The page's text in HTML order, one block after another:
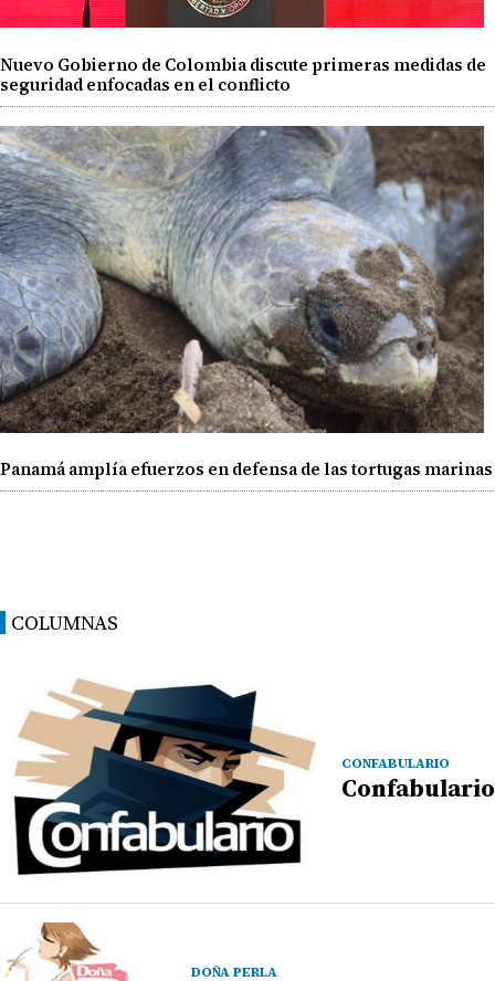
Nuevo Gobierno de Colombia discute primeras medidas de
seguridad enfocadas en el conflicto
Panamá amplía efuerzos en defensa de las tortugas marinas
COLUMNAS
CONFABULARIO
Confabulario
DOÑA PERLA